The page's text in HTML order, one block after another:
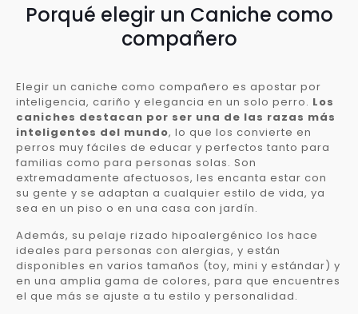
Porqué elegir un Caniche como
compañero
Elegir un caniche como compañero es apostar por
inteligencia, cariño y elegancia en un solo perro. Los
caniches destacan por ser una de las razas más
inteligentes del mundo, lo que los convierte en
perros muy fáciles de educar y perfectos tanto para
familias como para personas solas. Son
extremadamente afectuosos, les encanta estar con
su gente y se adaptan a cualquier estilo de vida, ya
sea en un piso o en una casa con jardín.
Además, su pelaje rizado hipoalergénico los hace
ideales para personas con alergias, y están
disponibles en varios tamaños (toy, mini y estándar) y
en una amplia gama de colores, para que encuentres
el que más se ajuste a tu estilo y personalidad.